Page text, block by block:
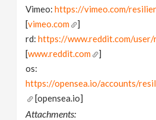
Vimeo:https://vimeo.com/
[vimeo.com
]
rd:https://www.reddit.com/
[www.reddit.com
]
os:
https://opensea.io/accounts/
[opensea.io]
Attachments: